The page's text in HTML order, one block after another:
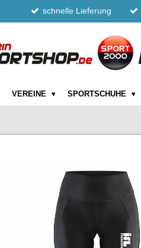
schnelle Lieferung
VEREINE SPORTSCHUHE